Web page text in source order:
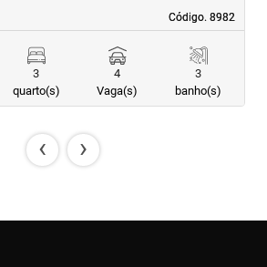
Código. 8982
Código. 8982
3
quarto(s)
4
Vaga(s)
3
banho(s)
‹ ›